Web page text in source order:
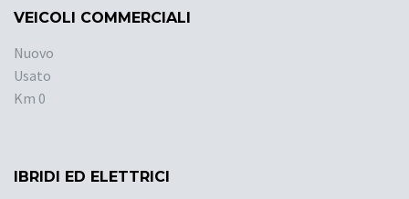
VEICOLI COMMERCIALI
Nuovo
Usato
Km 0
IBRIDI ED ELETTRICI